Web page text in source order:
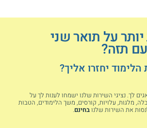
נדרשים גם להגשת הצהרת כוונות בה הם
המשפטית אותה הם מעוניינים לחקור
מן המוסדות מאפשרים קבלה למסלול עקיף,
ללא תזה ומשם עוברים לתכנית
בוגרי התכנית מקבלים תואר שני LLM במשפטים מטעם מוסד
כל חובותיהם והגשת התזה.
על תואר שני
תזה?
יחזרו אליך?
לך. נציגי השירות שלנו ישמחו לענות לך על
מלגות, עלויות, קורסים, משך הלימודים, הטבות
את השירות שלנובחינם.